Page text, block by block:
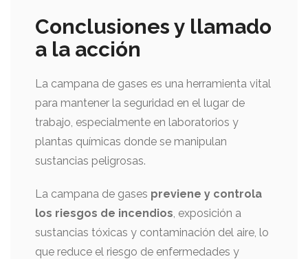
Conclusiones y llamado
a la acción
La campana de gases es una herramienta vital
para mantener la seguridad en el lugar de
trabajo, especialmente en laboratorios y
plantas químicas donde se manipulan
sustancias peligrosas.
La campana de gases previene y controla
los riesgos de incendios, exposición a
sustancias tóxicas y contaminación del aire, lo
que reduce el riesgo de enfermedades y